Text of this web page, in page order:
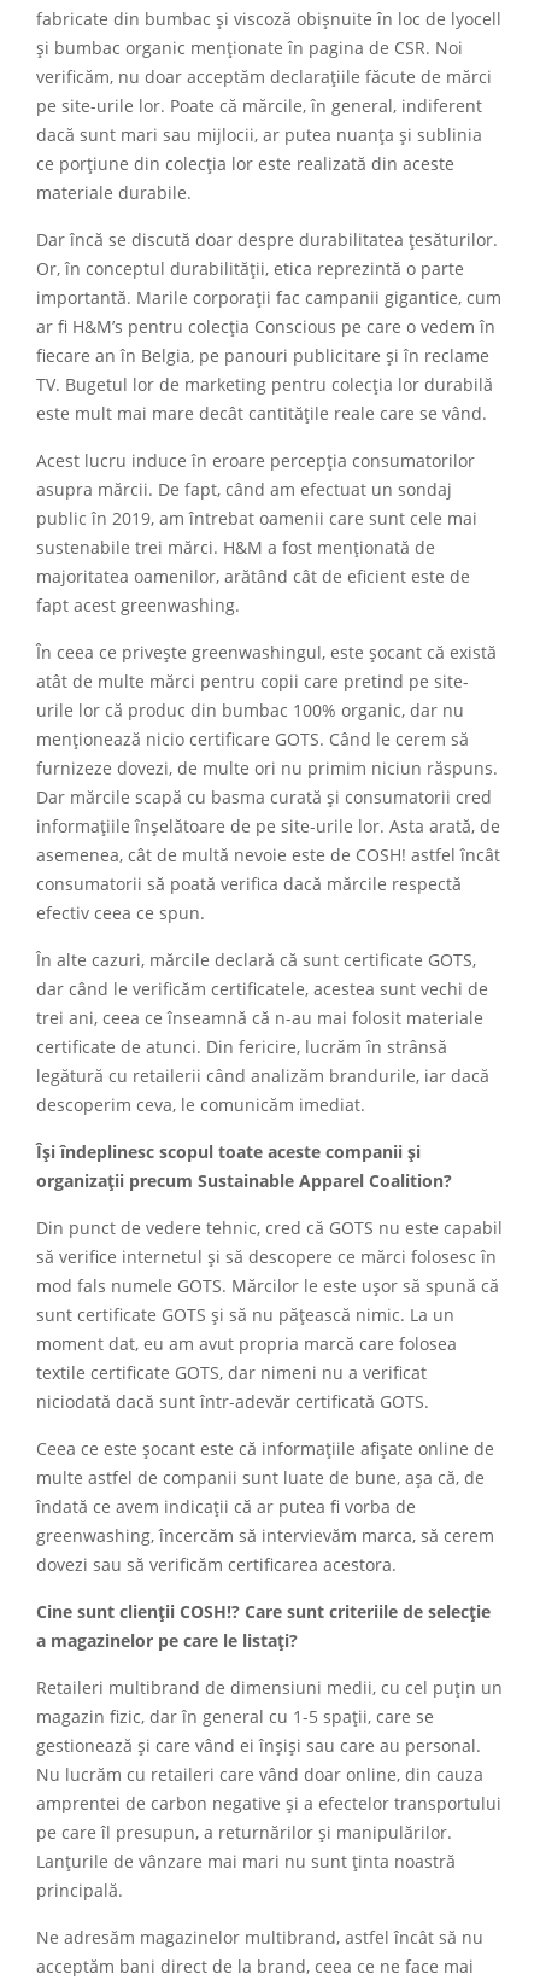
fabricate din bumbac și viscoză obișnuite în loc de lyocell
și bumbac organic menționate în pagina de CSR. Noi
verificăm, nu doar acceptăm declarațiile făcute de mărci
pe site-urile lor. Poate că mărcile, în general, indiferent
dacă sunt mari sau mijlocii, ar putea nuanța și sublinia
ce porțiune din colecția lor este realizată din aceste
materiale durabile.
Dar încă se discută doar despre durabilitatea țesăturilor.
Or, în conceptul durabilității, etica reprezintă o parte
importantă. Marile corporații fac campanii gigantice, cum
ar fi H&M’s pentru colecția Conscious pe care o vedem în
fiecare an în Belgia, pe panouri publicitare și în reclame
TV. Bugetul lor de marketing pentru colecția lor durabilă
este mult mai mare decât cantitățile reale care se vând.
Acest lucru induce în eroare percepția consumatorilor
asupra mărcii. De fapt, când am efectuat un sondaj
public în 2019, am întrebat oamenii care sunt cele mai
sustenabile trei mărci. H&M a fost menționată de
majoritatea oamenilor, arătând cât de eficient este de
fapt acest greenwashing.
În ceea ce privește greenwashingul, este șocant că există
atât de multe mărci pentru copii care pretind pe site-
urile lor că produc din bumbac 100% organic, dar nu
menționează nicio certificare GOTS. Când le cerem să
furnizeze dovezi, de multe ori nu primim niciun răspuns.
Dar mărcile scapă cu basma curată și consumatorii cred
informațiile înșelătoare de pe site-urile lor. Asta arată, de
asemenea, cât de multă nevoie este de COSH! astfel încât
consumatorii să poată verifica dacă mărcile respectă
efectiv ceea ce spun.
În alte cazuri, mărcile declară că sunt certificate GOTS,
dar când le verificăm certificatele, acestea sunt vechi de
trei ani, ceea ce înseamnă că n-au mai folosit materiale
certificate de atunci. Din fericire, lucrăm în strânsă
legătură cu retailerii când analizăm brandurile, iar dacă
descoperim ceva, le comunicăm imediat.
Își îndeplinesc scopul toate aceste companii și
organizații precum Sustainable Apparel Coalition?
Din punct de vedere tehnic, cred că GOTS nu este capabil
să verifice internetul și să descopere ce mărci folosesc în
mod fals numele GOTS. Mărcilor le este ușor să spună că
sunt certificate GOTS și să nu pățească nimic. La un
moment dat, eu am avut propria marcă care folosea
textile certificate GOTS, dar nimeni nu a verificat
niciodată dacă sunt într-adevăr certificată GOTS.
Ceea ce este șocant este că informațiile afișate online de
multe astfel de companii sunt luate de bune, așa că, de
îndată ce avem indicații că ar putea fi vorba de
greenwashing, încercăm să intervievăm marca, să cerem
dovezi sau să verificăm certificarea acestora.
Cine sunt clienții COSH!? Care sunt criteriile de selecție
a magazinelor pe care le listați?
Retaileri multibrand de dimensiuni medii, cu cel puțin un
magazin fizic, dar în general cu 1-5 spații, care se
gestionează și care vând ei înșiși sau care au personal.
Nu lucrăm cu retaileri care vând doar online, din cauza
amprentei de carbon negative și a efectelor transportului
pe care îl presupun, a returnărilor și manipulărilor.
Lanțurile de vânzare mai mari nu sunt ținta noastră
principală.
Ne adresăm magazinelor multibrand, astfel încât să nu
acceptăm bani direct de la brand, ceea ce ne face mai